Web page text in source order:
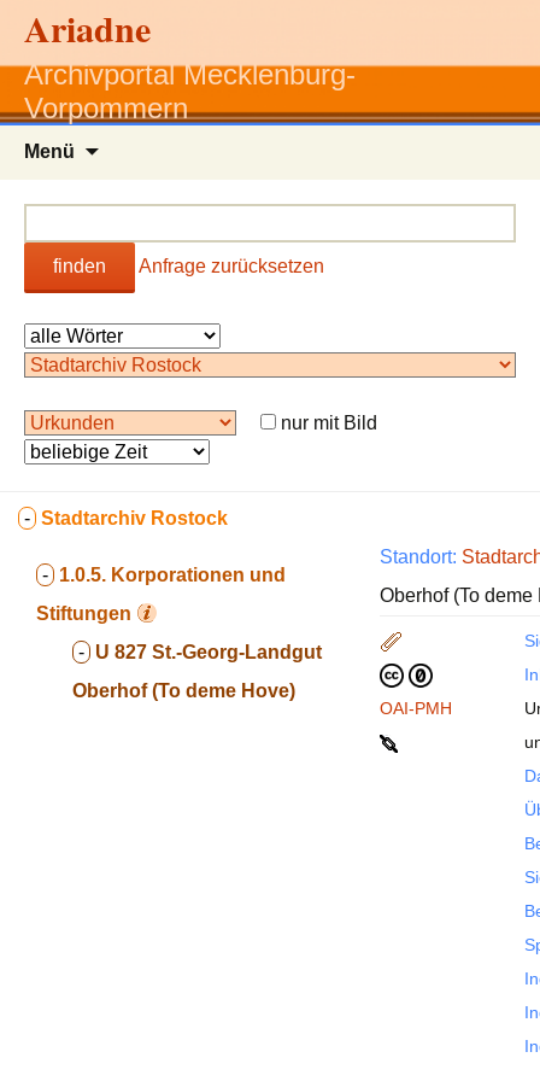
Ariadne
Archivportal Mecklenburg-
Vorpommern
Menü
finden Anfrage zurücksetzen
nur mit Bild
- Stadtarchiv Rostock
- 1.0.5. Korporationen und
Stiftungen
- U 827 St.-Georg-Landgut
Oberhof (To deme Hove)
Standort:
Oberhof (To deme
OAI-PMH